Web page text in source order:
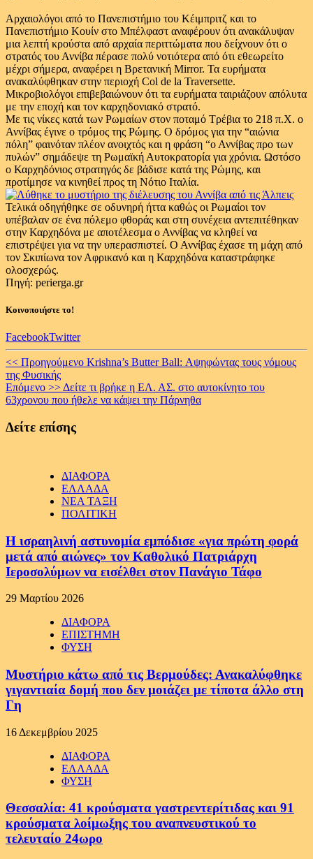
Αρχαιολόγοι από το Πανεπιστήμιο του Κέιμπριτζ και το
Πανεπιστήμιο Κουίν στο Μπέλφαστ αναφέρουν ότι ανακάλυψαν
μια λεπτή κρούστα από αρχαία περιττώματα που δείχνουν ότι ο
στρατός του Αννίβα πέρασε πολύ νοτιότερα από ότι εθεωρείτο
μέχρι σήμερα, αναφέρει η Βρετανική Mirror. Τα ευρήματα
ανακαλύφθηκαν στην περιοχή Col de la Traversette.
Μικροβιολόγοι επιβεβαιώνουν ότι τα ευρήματα ταιριάζουν απόλυτα
με την εποχή και τον καρχηδονιακό στρατό.
Με τις νίκες κατά των Ρωμαίων στον ποταμό Τρέβια το 218 π.Χ. ο
Αννίβας έγινε ο τρόμος της Ρώμης. Ο δρόμος για την “αιώνια
πόλη” φαινόταν πλέον ανοιχτός και η φράση “ο Αννίβας προ των
πυλών” σημάδεψε τη Ρωμαϊκή Αυτοκρατορία για χρόνια. Ωστόσο
ο Καρχηδόνιος στρατηγός δε βάδισε κατά της Ρώμης, και
προτίμησε να κινηθεί προς τη Νότιο Ιταλία.
Τελικά οδηγήθηκε σε οδυνηρή ήττα καθώς οι Ρωμαίοι τον
υπέβαλαν σε ένα πόλεμο φθοράς και στη συνέχεια αντεπιτέθηκαν
στην Καρχηδόνα με αποτέλεσμα ο Αννίβας να κληθεί να
επιστρέψει για να την υπερασπιστεί. Ο Αννίβας έχασε τη μάχη από
τον Σκιπίωνα τον Αφρικανό και η Καρχηδόνα καταστράφηκε
ολοσχερώς.
Πηγή: perierga.gr
Κοινοποιήστε το!
FacebookTwitter
Continue
Reading
<< Προηγούμενο Krishna’s Butter Ball: Αψηφώντας τους νόμους
της Φυσικής
Επόμενο >> Δείτε τι βρήκε η ΕΛ. ΑΣ. στο αυτοκίνητο του
63χρονου που ήθελε να κάψει την Πάρνηθα
Δείτε επίσης
ΔΙΑΦΟΡΑ
ΕΛΛΑΔΑ
ΝΕΑ ΤΑΞΗ
ΠΟΛΙΤΙΚΗ
Η ισραηλινή αστυνομία εμπόδισε «για πρώτη φορά
μετά από αιώνες» τον Καθολικό Πατριάρχη
Ιεροσολύμων να εισέλθει στον Πανάγιο Τάφο
29 Μαρτίου 2026
ΔΙΑΦΟΡΑ
ΕΠΙΣΤΗΜΗ
ΦΥΣΗ
Μυστήριο κάτω από τις Βερμούδες: Ανακαλύφθηκε
γιγαντιαία δομή που δεν μοιάζει με τίποτα άλλο στη
Γη
16 Δεκεμβρίου 2025
ΔΙΑΦΟΡΑ
ΕΛΛΑΔΑ
ΦΥΣΗ
Θεσσαλία: 41 κρούσματα γαστρεντερίτιδας και 91
κρούσματα λοίμωξης του αναπνευστικού το
τελευταίο 24ωρο